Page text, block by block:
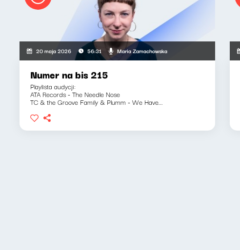
20 maja 2026 56:31 Maria Zamachowska
Numer na bis 215
Playlista audycji:
ATA Records - The Needle Nose
TC & the Groove Family & Plumm - We Have...